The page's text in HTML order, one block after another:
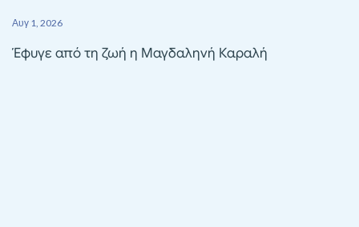
Αυγ 1, 2026
Έφυγε από τη ζωή η Μαγδαληνή Καραλή